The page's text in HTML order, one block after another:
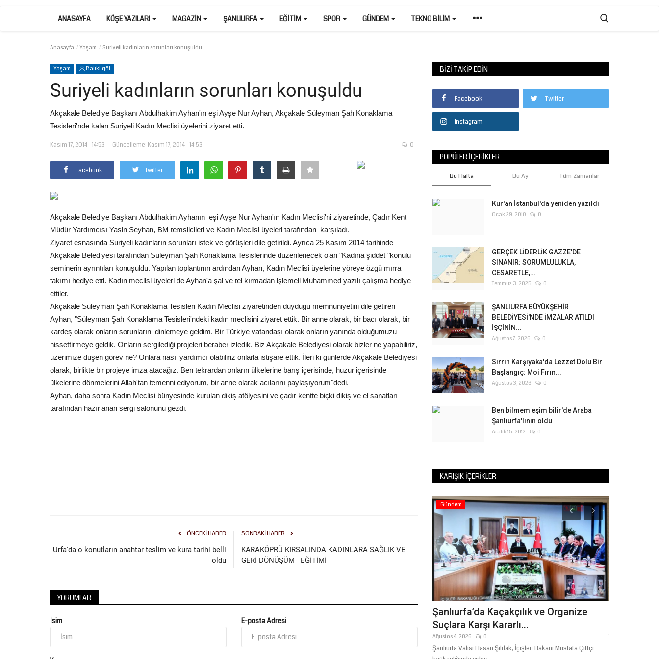
ANASAYFA KÖŞE YAZILARI MAGAZIN ŞANLIURFA EĞITIM SPOR GÜNDEM TEKNO BILIM
Anasayfa Yaşam Suriyeli kadınların sorunları konuşuldu
Yaşam Balıklıgöl
Suriyeli kadınların sorunları konuşuldu
Akçakale Belediye Başkanı Abdulhakim Ayhan'ın eşi Ayşe Nur Ayhan, Akçakale Süleyman Şah Konaklama
Tesisleri'nde kalan Suriyeli Kadın Meclisi üyelerini ziyaret etti.
Kasım 17, 2014 - 14:53 Güncelleme: Kasım 17, 2014 - 14:53 0
Facebook Twitter
Akçakale Belediye Başkanı Abdulhakim Ayhanın eşi Ayşe Nur Ayhan'ın Kadın Meclisi'ni ziyaretinde, Çadır Kent
Müdür Yardımcısı Yasin Seyhan, BM temsilcileri ve Kadın Meclisi üyeleri tarafından karşıladı.
Ziyaret esnasında Suriyeli kadınların sorunları istek ve görüşleri dile getirildi. Ayrıca 25 Kasım 2014 tarihinde
Akçakale Belediyesi tarafından Süleyman Şah Konaklama Tesislerinde düzenlenecek olan "Kadına şiddet "konulu
seminerin ayrıntıları konuşuldu. Yapılan toplantının ardından Ayhan, Kadın Meclisi üyelerine yöreye özgü mırra
takımı hediye etti. Kadın meclisi üyeleri de Ayhan'a şal ve tel kırmadan işlemeli Muhammed yazılı çalışma hediye
ettiler.
Akçakale Süleyman Şah Konaklama Tesisleri Kadın Meclisi ziyaretinden duyduğu memnuniyetini dile getiren
Ayhan, "Süleyman Şah Konaklama Tesisleri'ndeki kadın meclisini ziyaret ettik. Bir anne olarak, bir bacı olarak, bir
kardeş olarak onların sorunlarını dinlemeye geldim. Bir Türkiye vatandaşı olarak onların yanında olduğumuzu
hissettirmeye geldik. Onların sergilediği projeleri beraber izledik. Biz Akçakale Belediyesi olarak bizler ne yapabiliriz,
üzerimize düşen görev ne? Onlara nasıl yardımcı olabiliriz onlarla istişare ettik. İleri ki günlerde Akçakale Belediyesi
olarak, birlikte bir projeye imza atacağız. Ben tekrardan onların ülkelerine barış içerisinde, huzur içerisinde
ülkelerine dönmelerini Allah'tan temenni ediyorum, bir anne olarak acılarını paylaşıyorum"dedi.
Ayhan, daha sonra Kadın Meclisi bünyesinde kurulan dikiş atölyesini ve çadır kentte biçki dikiş ve el sanatları
tarafından hazırlanan sergi salonunu gezdi.
ÖNCEKI HABER
Urfa'da o konutların anahtar teslim ve kura tarihi belli
oldu
SONRAKI HABER
KARAKÖPRÜ KIRSALINDA KADINLARA SAĞLIK VE
GERİ DÖNÜŞÜM EĞİTİMİ
YORUMLAR
İsim E-posta Adresi
BIZI TAKIP EDIN
Facebook Twitter
Instagram
POPÜLER İÇERIKLER
Bu Hafta Bu Ay Tüm Zamanlar
Kur'an İstanbul'da yeniden yazıldı
Ocak 29, 2010 0
GERÇEK LİDERLİK GAZZE’DE
SINANIR: SORUMLULUKLA,
CESARETLE,...
Temmuz 3, 2025 0
ŞANLIURFA BÜYÜKŞEHİR
BELEDİYESİ'NDE İMZALAR ATILDI
İŞÇİNİN...
Ağustos 7, 2026 0
Sırrın Karşıyaka'da Lezzet Dolu Bir
Başlangıç: Moi Fırın...
Ağustos 3, 2026 0
Ben bilmem eşim bilir'de Araba
Şanlıurfa'lının oldu
Aralık 15, 2012 0
KARIŞIK İÇERIKLER
GÖSTERİ SİVEREK’TE GELENEĞE...
Osman Esat Efendi İmam Hatip Ortaokulu öğrencileri, İngilizce
Öncesi İşçi Yevmiyeleri...
Temmuz 25, 2026
Şanlıurfa Fıstık Üreticileri Birliği, yaklaşan fıstık hasat dönemi
Gündem
Şanlıurfa’da Kaçakçılık ve Organize
Suçlara Karşı Kararlı...
Ağustos 4, 2026 0
Şanlıurfa Valisi Hasan Şıldak, İçişleri Bakanı Mustafa Çiftçi